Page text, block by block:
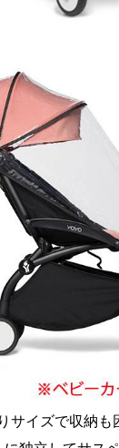
サイズで収納